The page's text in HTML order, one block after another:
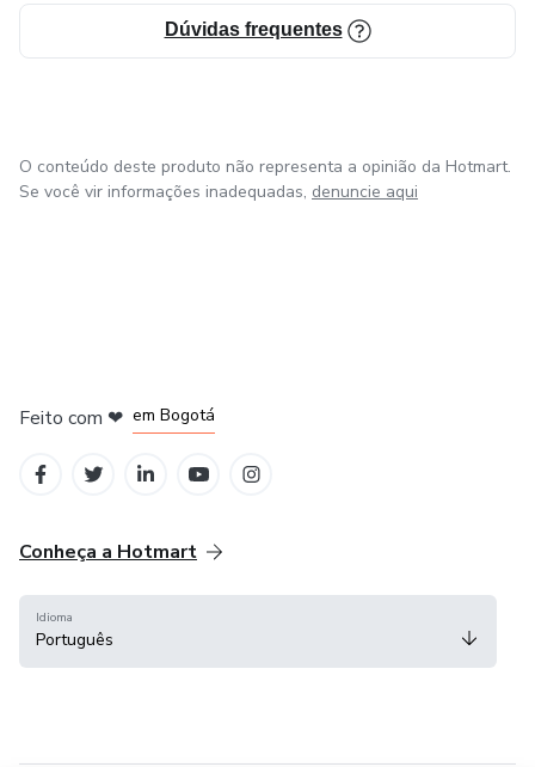
Dúvidas frequentes
O conteúdo deste produto não representa a opinião da Hotmart.
Se você vir informações inadequadas, denuncie aqui
Feito com ❤ em Bogotá
Conheça a Hotmart
Idioma
Português